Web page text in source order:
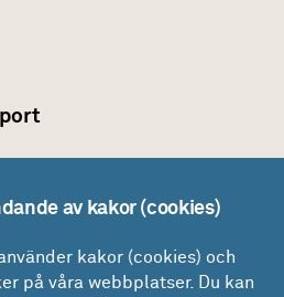
av kakor (cookies)
kakor (cookies) och
på våra webbplatser. Du kan